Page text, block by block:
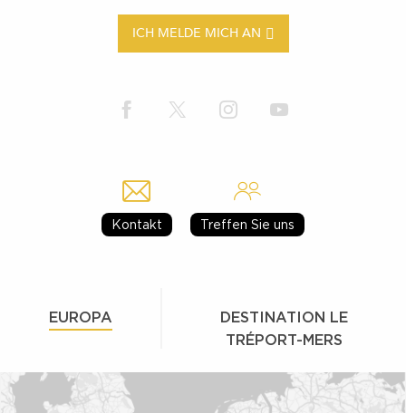
ICH MELDE MICH AN
Kontakt Treffen Sie uns
EUROPA
DESTINATION LE
TRÉPORT-MERS